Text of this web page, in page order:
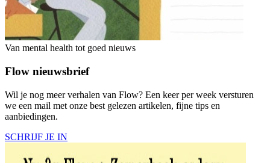
Van mental health tot goed nieuws
Flow nieuwsbrief
Wil je nog meer verhalen van Flow? Een keer per week versturen
we een mail met onze best gelezen artikelen, fijne tips en
aanbiedingen.
SCHRIJF JE IN